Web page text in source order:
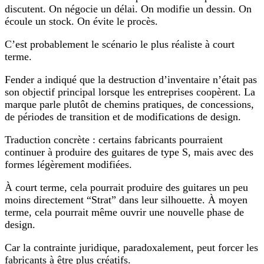
discutent. On négocie un délai. On modifie un dessin. On
écoule un stock. On évite le procès.
C’est probablement le scénario le plus réaliste à court
terme.
Fender a indiqué que la destruction d’inventaire n’était pas
son objectif principal lorsque les entreprises coopèrent. La
marque parle plutôt de chemins pratiques, de concessions,
de périodes de transition et de modifications de design.
Traduction concrète : certains fabricants pourraient
continuer à produire des guitares de type S, mais avec des
formes légèrement modifiées.
À court terme, cela pourrait produire des guitares un peu
moins directement “Strat” dans leur silhouette. À moyen
terme, cela pourrait même ouvrir une nouvelle phase de
design.
Car la contrainte juridique, paradoxalement, peut forcer les
fabricants à être plus créatifs.